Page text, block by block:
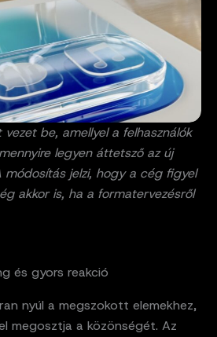
be, amellyel a felhasználók
legyen áttetsző az új
módosítás jelzi, hogy a cég figyel
akkor is, ha a formatervezésről
és gyors reakció
nyúl a megszokott elemekhez,
megosztja a közönségét. Az